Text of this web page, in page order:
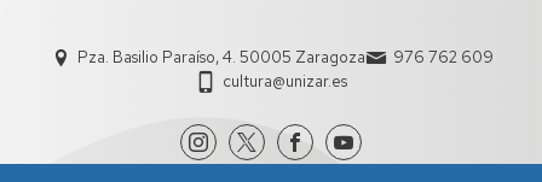
Pza. Basilio Paraíso, 4. 50005 Zaragoza
976 762 609
cultura@unizar.es